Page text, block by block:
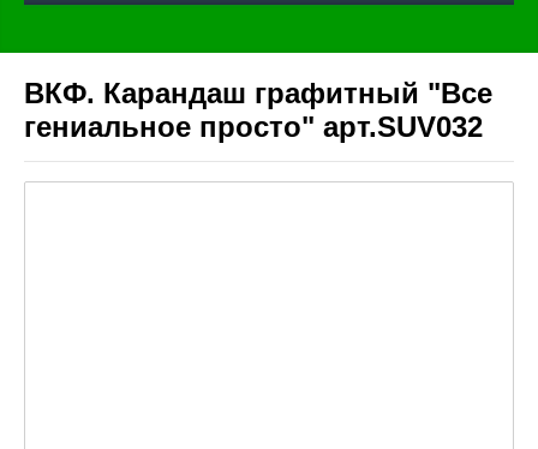
ВКФ. Карандаш графитный "Все
гениальное просто" арт.SUV032